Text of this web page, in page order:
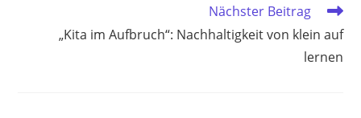
Nächster Beitrag
„Kita im Aufbruch“: Nachhaltigkeit von klein auf
lernen